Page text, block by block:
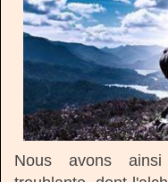
Nous avons